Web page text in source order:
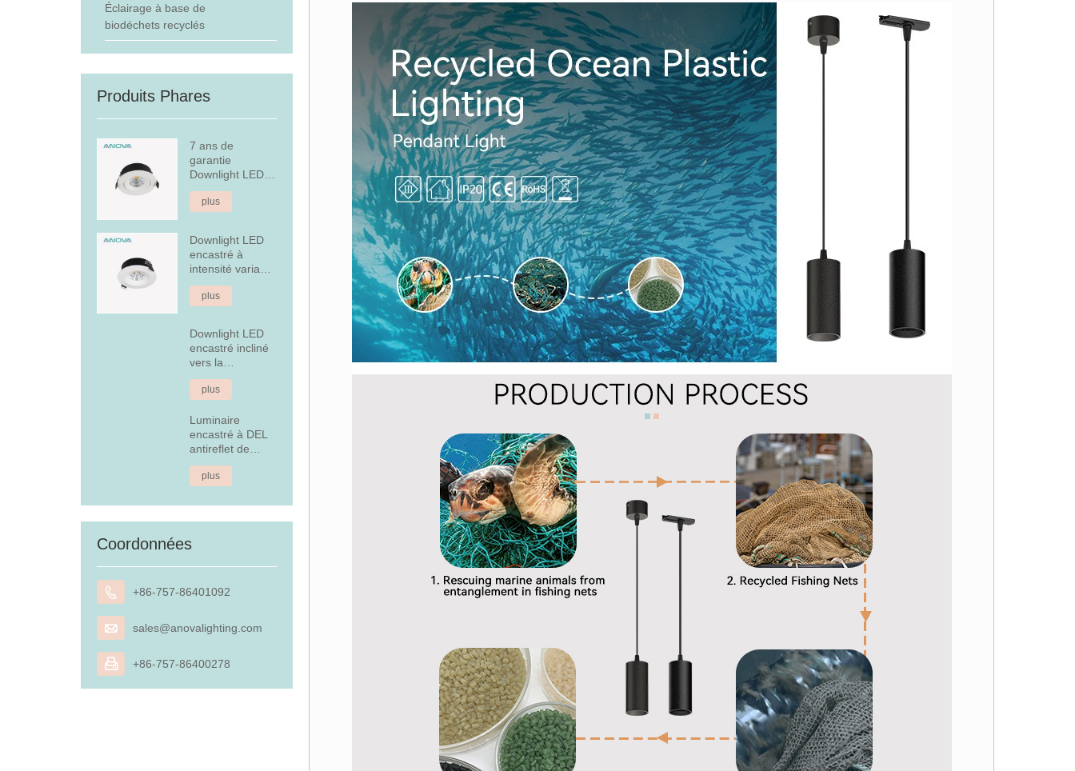
Éclairage à base de
biodéchets recyclés
Produits Phares
7 ans de
garantie
Downlight LED
encastré à
intensité variable
plus
Downlight LED
encastré à
intensité variable
en aluminium
fixe de 7 W
plus
Downlight LED
encastré incliné
vers la
couverture
arrière
plus
Luminaire
encastré à DEL
antireflet de
4,5 W
plus
Coordonnées
 +86-757-86401092
 sales@anovalighting.com
 +86-757-86400278